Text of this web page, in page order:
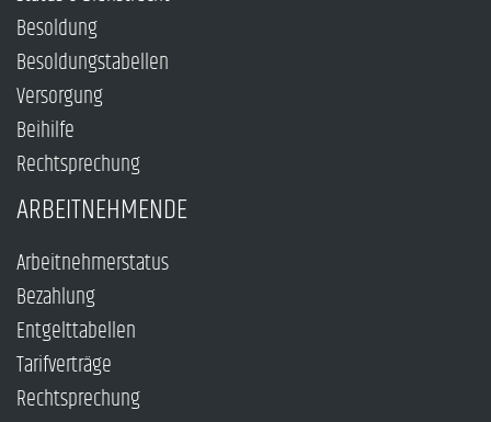
Besoldung
Besoldungstabellen
Versorgung
Beihilfe
Rechtsprechung
ARBEITNEHMENDE
Arbeitnehmerstatus
Bezahlung
Entgelttabellen
Tarifverträge
Rechtsprechung